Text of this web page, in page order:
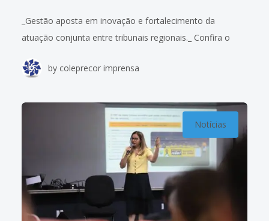
_Gestão aposta em inovação e fortalecimento da
atuação conjunta entre tribunais regionais._ Confira o
de Presidentes(as) e Corregedores(as) dos
by coleprecor imprensa
Notícias